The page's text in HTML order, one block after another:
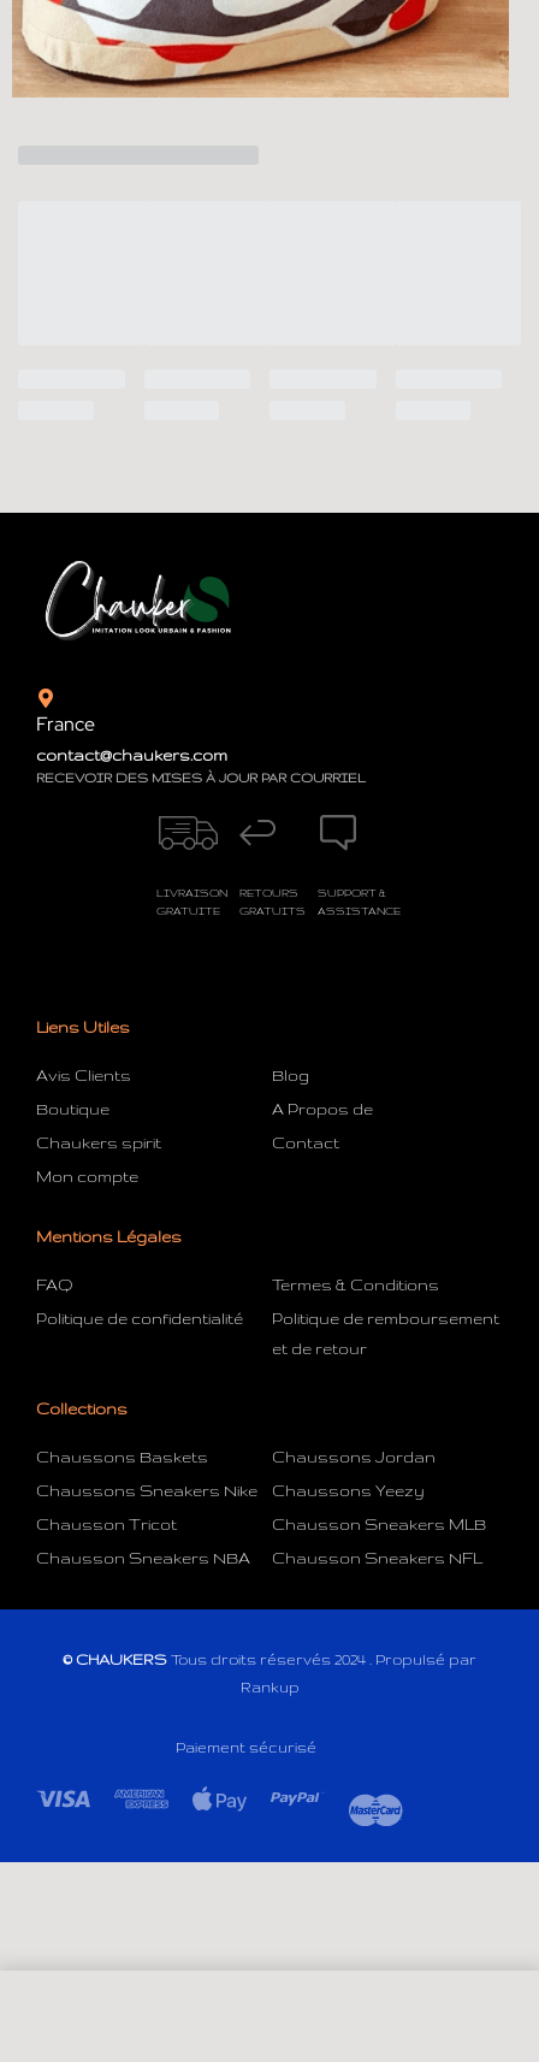
France
contact@chaukers.com
RECEVOIR DES MISES À JOUR PAR COURRIEL
LIVRAISON
GRATUITE
RETOURS
GRATUITS
SUPPORT &
ASSISTANCE
Liens Utiles
Avis Clients
Blog
Boutique
A Propos de
Chaukers spirit
Contact
Mon compte
Mentions Légales
FAQ
Termes & Conditions
Politique de confidentialité
Politique de remboursement
et de retour
Collections
Chaussons Baskets
Chaussons Jordan
Chaussons Sneakers Nike
Chaussons Yeezy
Chausson Tricot
Chausson Sneakers MLB
Chausson Sneakers NBA
Chausson Sneakers NFL
© CHAUKERS Tous droits réservés 2024 . Propulsé par
Rankup
Paiement sécurisé